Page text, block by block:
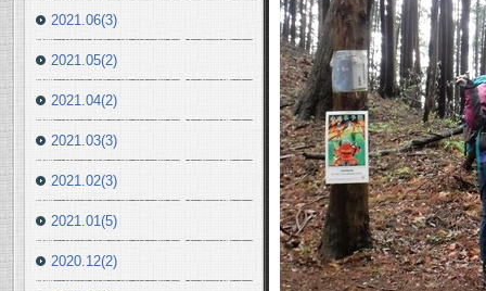
2021.06(3)
2021.05(2)
2021.04(2)
2021.03(3)
2021.02(3)
2021.01(5)
2020.12(2)